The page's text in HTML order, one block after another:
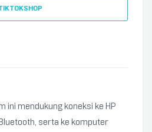
ini mendukung koneksi ke HP
serta ke komputer